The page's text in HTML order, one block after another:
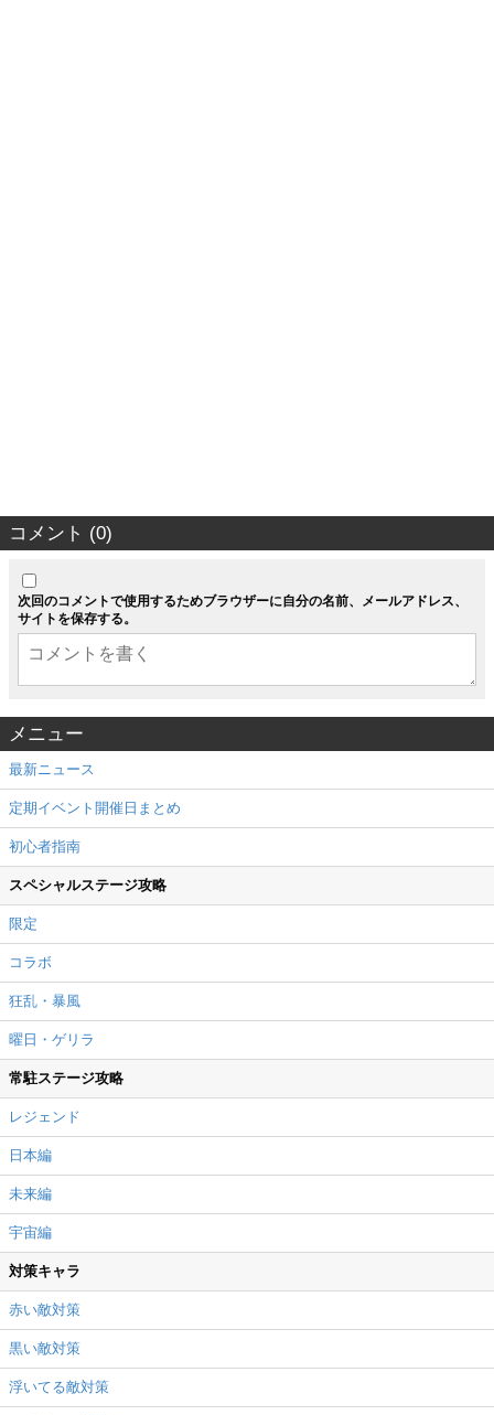
コメント (0)
次回のコメントで使用するためブラウザーに自分の名前、メールアドレス、
サイトを保存する。
メニュー
最新ニュース
定期イベント開催日まとめ
初心者指南
スペシャルステージ攻略
限定
コラボ
狂乱・暴風
曜日・ゲリラ
常駐ステージ攻略
レジェンド
日本編
未来編
宇宙編
対策キャラ
赤い敵対策
黒い敵対策
浮いてる敵対策